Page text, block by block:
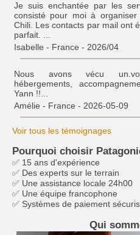
Je suis enchantée par les
consisté pour moi à
Chili. Les contacts par mail ont
parfait. ...
Isabelle - France - 2026/04
Nous avons vécu
hébergements,
Yann !!...
Amélie - France - 2026-05-09
Voir tous les témoignages
Pourquoi choisir
✅ 15 ans d'expérience
✅ Des experts sur le terrain
✅ Une assistance locale 24h00
✅ Une équipe francophone
✅ Systèmes de paiement
Qui